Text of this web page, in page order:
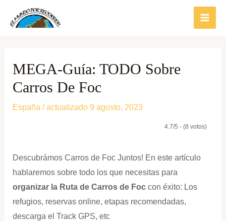
MEGA-Guía: TODO Sobre
Carros De Foc
España / actualizado 9 agosto, 2023
4.7/5 - (8 votos)
Descubrámos Carros de Foc Juntos! En este artículo
hablaremos sobre todo los que necesitas para
organizar la Ruta de Carros de Foccon éxito: Los
refugios, reservas online, etapas recomendadas,
descarga el Track GPS, etc